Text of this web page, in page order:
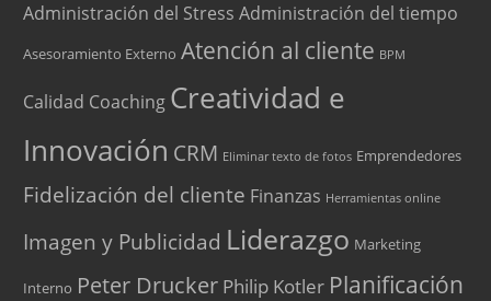
Administración del Stress Administración del tiempo
Asesoramiento Externo Atención al cliente BPM
Calidad Coaching Creatividad e
Innovación CRM Eliminar texto de fotos Emprendedores
Fidelización del cliente Finanzas Herramientas online
Imagen y Publicidad Liderazgo Marketing
Interno Peter Drucker Philip Kotler Planificación